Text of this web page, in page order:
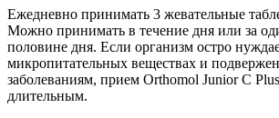
Ежедневно принимать 3 жевательные
Можно принимать в течение дня или за
половине дня. Если организм остро
микропитательных веществах и
заболеваниям, прием Orthomol Junior C
длительным.